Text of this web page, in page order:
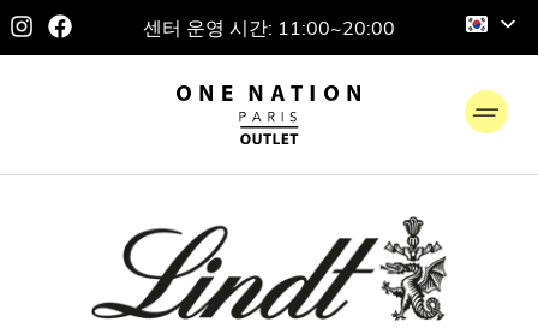
센터 운영 시간: 11:00~20:00